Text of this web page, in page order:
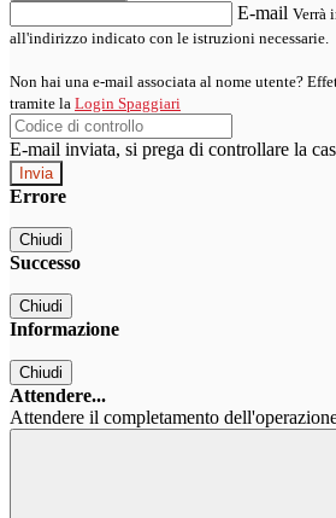
E-mail Verrà
all'indirizzo indicato con le istruzioni necessarie.
Non hai una e-mail associata al nome utente?
tramite la Login Spaggiari
E-mail inviata, si prega di controllare la
Errore
Chiudi
Successo
Chiudi
Informazione
Chiudi
Attendere...
Attendere il completamento